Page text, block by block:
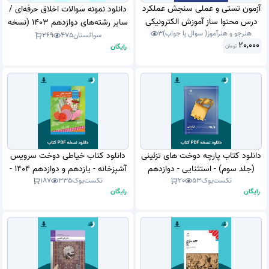
آزمون تستی و عملی سنجش عملکرد
درس محتوا ساز آموزش الکترونیکی
مبحث کپتویت ( captivate ) رشته
تولید کننده محتوی آموزش
هنرجو و هنرآموز( سوال با جواب)3
20,000 تومان
دانلود نمونه سوالات اخلاق حرفه‌ای /
سایر رشته‌های ‌دوازدهم 1403 (نسخه
PDF)سوالستان475
269
رایگان
دانلود کتاب پارچه دوخت های تزئینی
(جلد سوم) - استثنایی - دوازدهم
1404 - 1405 (نسخه PDF)تکست‌بوک53
20
رایگان
دانلود کتاب خیاطی دوخت سرویس
آشپزخانه - یازدهم و دوازدهم 1404 -
1405 (نسخه PDF)
تکست‌بوک335
187
رایگان